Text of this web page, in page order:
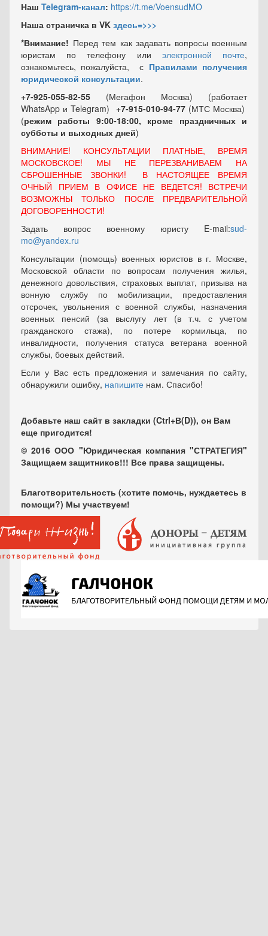
Наш Telegram-канал: https://t.me/VoensudMO
Наша страничка в VK здесь=>>>
*Внимание! Перед тем как задавать вопросы военным
юристам по телефону или электронной почте,
ознакомьтесь, пожалуйста, с Правилами получения
юридической консультации.
+7-925-055-82-55 (Мегафон Москва) (работает
WhatsApp и Telegram) +7-915-010-94-77 (МТС Москва)
(режим работы 9:00-18:00, кроме праздничных и
субботы и выходных дней)
ВНИМАНИЕ! КОНСУЛЬТАЦИИ ПЛАТНЫЕ, ВРЕМЯ
МОСКОВСКОЕ! МЫ НЕ ПЕРЕЗВАНИВАЕМ НА
СБРОШЕННЫЕ ЗВОНКИ! В НАСТОЯЩЕЕ ВРЕМЯ
ОЧНЫЙ ПРИЕМ В ОФИСЕ НЕ ВЕДЕТСЯ! ВСТРЕЧИ
ВОЗМОЖНЫ ТОЛЬКО ПОСЛЕ ПРЕДВАРИТЕЛЬНОЙ
ДОГОВОРЕННОСТИ!
Задать вопрос военному юристу E-mail:sud-
mo@yandex.ru
Консультации (помощь) военных юристов в г. Москве,
Московской области по вопросам получения жилья,
денежного довольствия, страховых выплат, призыва на
вонную службу по мобилизации, предоставления
отсрочек, увольнения с военной службы, назначения
военных пенсий (за выслугу лет (в т.ч. с учетом
гражданского стажа), по потере кормильца, по
инвалидности, получения статуса ветерана военной
службы, боевых действий.
Если у Вас есть предложения и замечания по сайту,
обнаружили ошибку, напишите нам. Спасибо!
Добавьте наш сайт в закладки (Ctrl+В(D)), он Вам
еще пригодится!
© 2016 ООО "Юридическая компания "СТРАТЕГИЯ"
Защищаем защитников!!! Все права защищены.
Благотворительность (хотите помочь, нуждаетесь в
помощи?) Мы участвуем!